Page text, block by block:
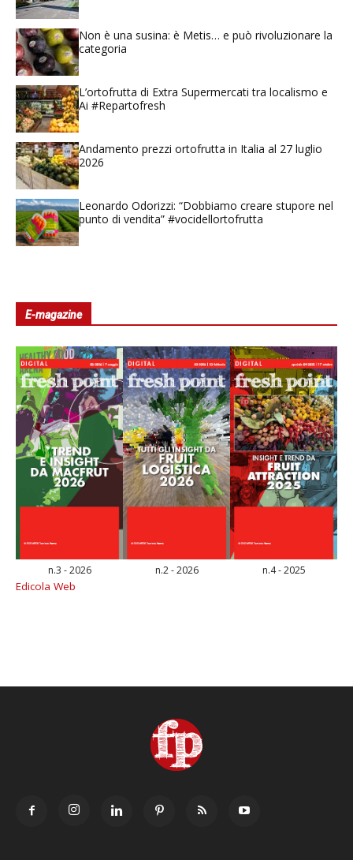
Non è una susina: è Metis… e può rivoluzionare la
categoria
L’ortofrutta di Extra Supermercati tra localismo e
Ai #Repartofresh
Andamento prezzi ortofrutta in Italia al 27 luglio
2026
Leonardo Odorizzi: “Dobbiamo creare stupore nel
punto di vendita” #vocidellortofrutta
E-magazine
n.3 - 2026 n.2 - 2026 n.4 - 2025
Edicola Web